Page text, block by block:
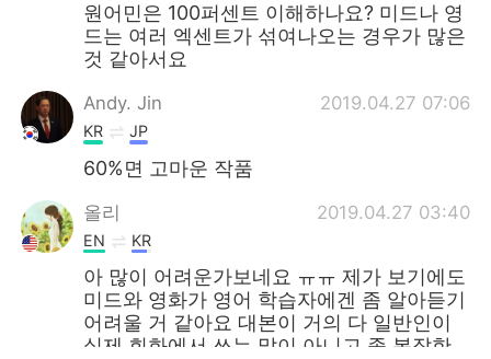
원어민은 100퍼센트 이해하나요? 미드나 영
드는 여러 엑센트가 섞여나오는 경우가 많은
것 같아서요
Andy. Jin 2019.04.27 07:06
KR JP
60%면 고마운 작품
올리 2019.04.27 03:40
EN KR
아 많이 어려운가보네요 ㅠㅠ 제가 보기에도
미드와 영화가 영어 학습자에겐 좀 알아듣기
어려울 거 같아요 대본이 거의 다 일반인이
실제 회화에서 쓰는 말이 아니고 좀 복잡한